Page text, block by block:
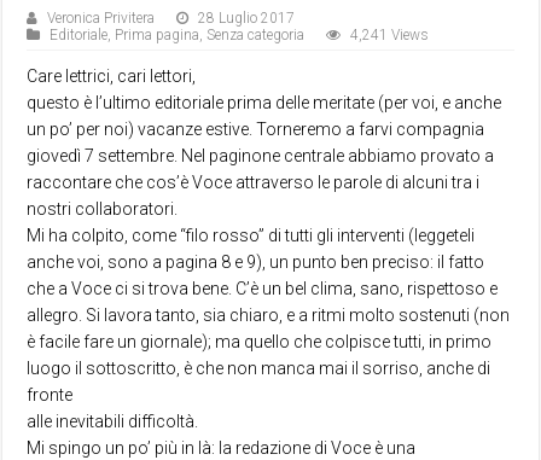
Veronica Privitera
28 Luglio 2017
Editoriale, Prima pagina,Senza categoria 4,241 Views
Care lettrici, cari lettori,
questo è l’ultimo editoriale prima delle meritate (per voi, e anche
un po’ per noi) vacanze estive. Torneremo a farvi compagnia
giovedì 7 settembre. Nel paginone centrale abbiamo provato a
raccontare che cos’è Voce attraverso le parole di alcuni tra i
nostri collaboratori.
Mi ha colpito, come “filo rosso” di tutti gli interventi (leggeteli
anche voi, sono a pagina 8 e 9), un punto ben preciso: il fatto
che a Voce ci si trova bene. C’è un bel clima, sano, rispettoso e
allegro. Si lavora tanto, sia chiaro, e a ritmi molto sostenuti (non
è facile fare un giornale); ma quello che colpisce tutti, in primo
luogo il sottoscritto, è che non manca mai il sorriso, anche di
fronte
alle inevitabili difficoltà.
Mi spingo un po’ più in là: la redazione di Voce è una